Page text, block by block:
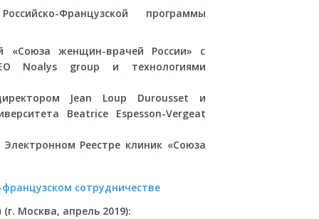
Французской программы
«Союза женщин-врачей России» с
Noalys group и технологиями
Jean Loup Durousset и
Beatrice Espesson-Vergeat
Реестре клиник «Союза
сотрудничестве
Москва, апрель 2019):